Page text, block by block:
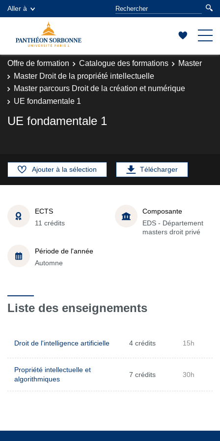
Aller à
Offre de formation Catalogue des formations
Master
Master Droit de la propriété intellectuelle
Master parcours Droit de la création et numérique
UE fondamentale 1
UE fondamentale 1
Ajouter à la sélection Télécharger
ECTS
11 crédits
Composante
EDS - Département
masters droit privé
Période de l'année
Automne
Liste des enseignements
Droit de l'intelligence artificielle 4 crédits 15h
Propriété intellectuelle et
algorithmiques
7 crédits 30h